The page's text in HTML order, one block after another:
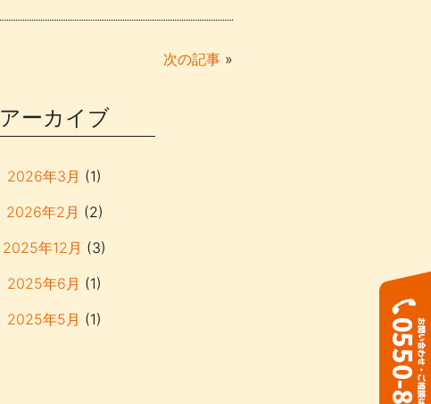
次の記事 »
アーカイブ
2026年3月 (1)
2026年2月 (2)
2025年12月 (3)
2025年6月 (1)
2025年5月 (1)